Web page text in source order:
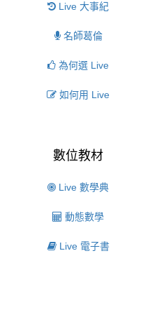
Live 大事紀
名師葛倫
為何選 Live
如何用 Live
數位教材
Live 數學典
動態數學
Live 電子書